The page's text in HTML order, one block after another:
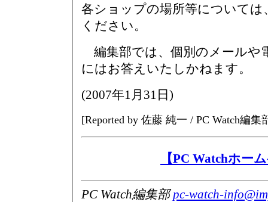
各ショップの場所等について
ください。
編集部では、個別のメールや
にはお答えいたしかねます。
(2007年1月31日 )
[Reported by 佐藤 純一 / PC Watch編集
【PC Watchホー
PC Watch編集部pc-watch-